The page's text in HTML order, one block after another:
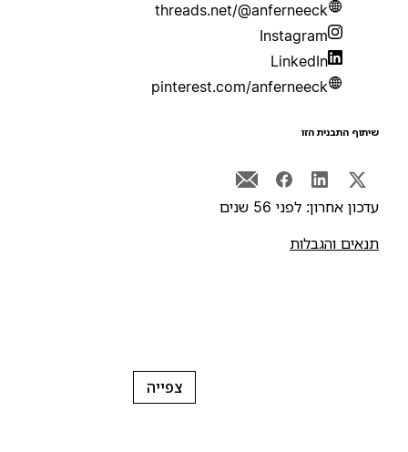
threads.net/@anferneeck
Instagram
LinkedIn
pinterest.com/anferneeck
התבנית הזו
אחרון: לפני 56 שנים
והגבלות
צפייה